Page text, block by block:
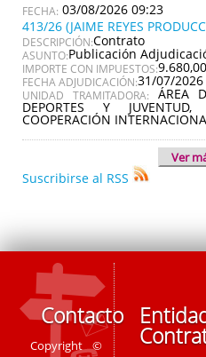
03/08/2026 09:23
413/26 (JAIME REYES
DESCRIPCIÓN:Contrato
ASUNTO:Publicación
IMPORTE CON IMPUESTOS:
FECHA ADJUDICACIÓN:31/07/2026
UNIDAD TRAMITADORA: ÁREA
DEPORTES Y
COOPERACIÓN
Ver
Suscribirse al RSS
Contacto
Copyright ©
Entidades